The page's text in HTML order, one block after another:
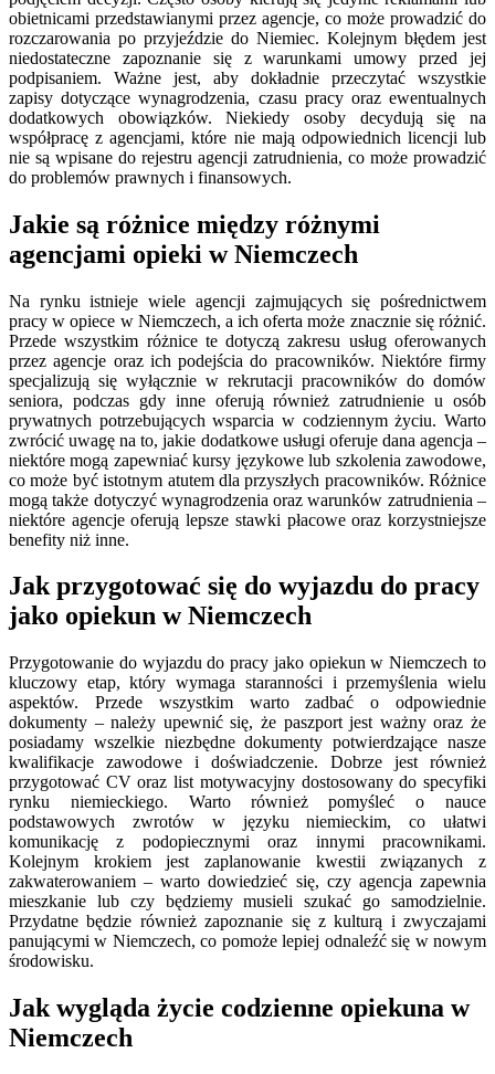
obietnicami przedstawianymi przez agencje, co może prowadzić do
rozczarowania po przyjeździe do Niemiec. Kolejnym błędem jest
niedostateczne zapoznanie się z warunkami umowy przed jej
podpisaniem. Ważne jest, aby dokładnie przeczytać wszystkie
zapisy dotyczące wynagrodzenia, czasu pracy oraz ewentualnych
dodatkowych obowiązków. Niekiedy osoby decydują się na
współpracę z agencjami, które nie mają odpowiednich licencji lub
nie są wpisane do rejestru agencji zatrudnienia, co może prowadzić
do problemów prawnych i finansowych.
Jakie są różnice między różnymi
agencjami opieki w Niemczech
Na rynku istnieje wiele agencji zajmujących się pośrednictwem
pracy w opiece w Niemczech, a ich oferta może znacznie się różnić.
Przede wszystkim różnice te dotyczą zakresu usług oferowanych
przez agencje oraz ich podejścia do pracowników. Niektóre firmy
specjalizują się wyłącznie w rekrutacji pracowników do domów
seniora, podczas gdy inne oferują również zatrudnienie u osób
prywatnych potrzebujących wsparcia w codziennym życiu. Warto
zwrócić uwagę na to, jakie dodatkowe usługi oferuje dana agencja –
niektóre mogą zapewniać kursy językowe lub szkolenia zawodowe,
co może być istotnym atutem dla przyszłych pracowników. Różnice
mogą także dotyczyć wynagrodzenia oraz warunków zatrudnienia –
niektóre agencje oferują lepsze stawki płacowe oraz korzystniejsze
benefity niż inne.
Jak przygotować się do wyjazdu do pracy
jako opiekun w Niemczech
Przygotowanie do wyjazdu do pracy jako opiekun w Niemczech to
kluczowy etap, który wymaga staranności i przemyślenia wielu
aspektów. Przede wszystkim warto zadbać o odpowiednie
dokumenty – należy upewnić się, że paszport jest ważny oraz że
posiadamy wszelkie niezbędne dokumenty potwierdzające nasze
kwalifikacje zawodowe i doświadczenie. Dobrze jest również
przygotować CV oraz list motywacyjny dostosowany do specyfiki
rynku niemieckiego. Warto również pomyśleć o nauce
podstawowych zwrotów w języku niemieckim, co ułatwi
komunikację z podopiecznymi oraz innymi pracownikami.
Kolejnym krokiem jest zaplanowanie kwestii związanych z
zakwaterowaniem – warto dowiedzieć się, czy agencja zapewnia
mieszkanie lub czy będziemy musieli szukać go samodzielnie.
Przydatne będzie również zapoznanie się z kulturą i zwyczajami
panującymi w Niemczech, co pomoże lepiej odnaleźć się w nowym
środowisku.
Jak wygląda życie codzienne opiekuna w
Niemczech